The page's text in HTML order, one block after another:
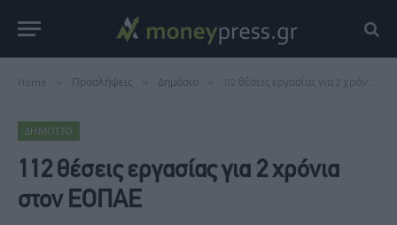
Home Προσλήψεις Δημόσιο 112 θέσεις εργασίας για 2 χρόνια στον ΕΟΠΑΕ
ΔΗΜΌΣΙΟ
112 θέσεις εργασίας για 2 χρόνια
στον ΕΟΠΑΕ